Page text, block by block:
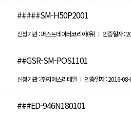
#####SM-H50P2001
신청기관 : 퍼스트데이터코리아(유) ㅣ 인증일자 :
##GSR-SM-POS1101
신청기관 : ㈜지에스리테일 ㅣ 인증일자 : 2016-
###ED-946N180101